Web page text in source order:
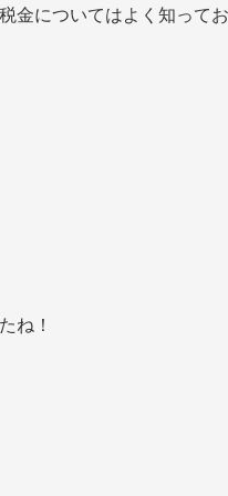
についてはよく知って
ね！